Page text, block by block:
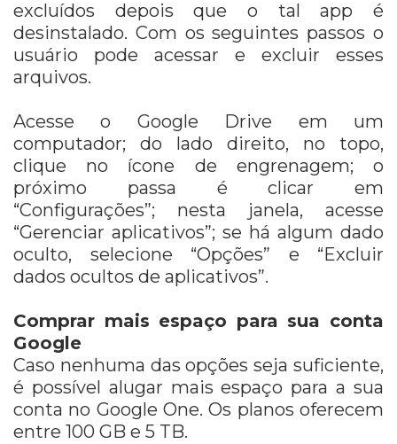
excluídos depois que o tal app é
desinstalado. Com os seguintes passos o
usuário pode acessar e excluir esses
arquivos.
Acesse o Google Drive em um
computador; do lado direito, no topo,
clique no ícone de engrenagem; o
próximo passa é clicar em
“Configurações”; nesta janela, acesse
“Gerenciar aplicativos”; se há algum dado
oculto, selecione “Opções” e “Excluir
dados ocultos de aplicativos”.
Comprar mais espaço para sua conta
Google
Caso nenhuma das opções seja suficiente,
é possível alugar mais espaço para a sua
conta no Google One. Os planos oferecem
entre 100 GB e 5 TB.